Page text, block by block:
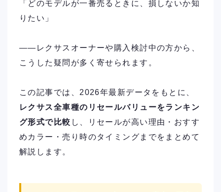
「どのモデルが一番売るときに、損しないか知
りたい」
——レクサスオーナーや購入検討中の方から、
こうした疑問が多く寄せられます。
この記事では、2026年最新データをもとに、
レクサス全車種のリセールバリューをランキン
グ形式で比較 し、リセールが高い理由・おすす
めカラー・売り時のタイミングまでをまとめて
解説します。